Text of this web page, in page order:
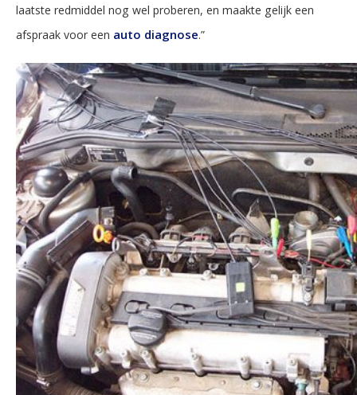
laatste redmiddel nog wel proberen, en maakte gelijk een
afspraak voor een auto diagnose.”